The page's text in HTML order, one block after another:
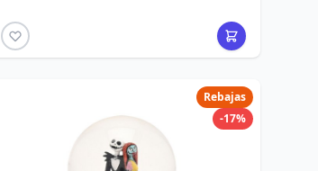
Rebajas
-17%